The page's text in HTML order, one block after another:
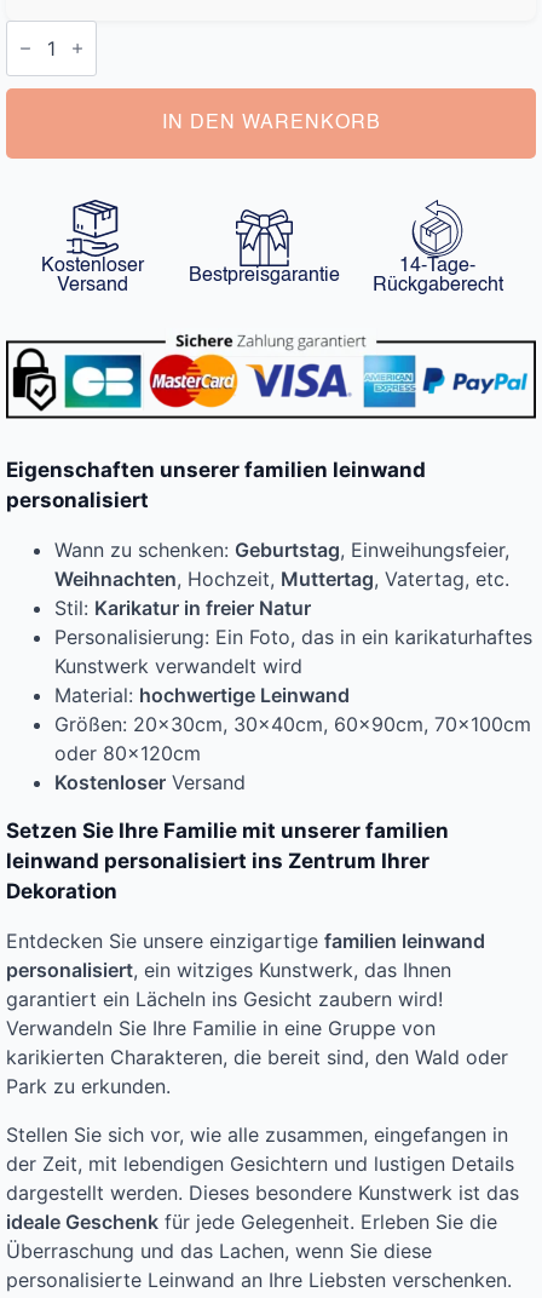
Familien
Leinwand
Menge
IN DEN WARENKORB
Kostenloser
Versand
Bestpreisgarantie
14-Tage-
Rückgaberecht
Eigenschaften unserer familien leinwand
personalisiert
Wann zu schenken: Geburtstag, Einweihungsfeier,
Weihnachten, Hochzeit, Muttertag, Vatertag, etc.
Stil: Karikatur in freier Natur
Personalisierung: Ein Foto, das in ein karikaturhaftes
Kunstwerk verwandelt wird
Material: hochwertige Leinwand
Größen: 20x30cm, 30x40cm, 60x90cm, 70x100cm
oder 80x120cm
Kostenloser Versand
Setzen Sie Ihre Familie mit unserer familien
leinwand personalisiert ins Zentrum Ihrer
Dekoration
Entdecken Sie unsere einzigartige familien leinwand
personalisiert, ein witziges Kunstwerk, das Ihnen
garantiert ein Lächeln ins Gesicht zaubern wird!
Verwandeln Sie Ihre Familie in eine Gruppe von
karikierten Charakteren, die bereit sind, den Wald oder
Park zu erkunden.
Stellen Sie sich vor, wie alle zusammen, eingefangen in
der Zeit, mit lebendigen Gesichtern und lustigen Details
dargestellt werden. Dieses besondere Kunstwerk ist das
ideale Geschenk für jede Gelegenheit. Erleben Sie die
Überraschung und das Lachen, wenn Sie diese
personalisierte Leinwand an Ihre Liebsten verschenken.